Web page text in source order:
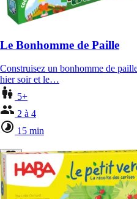
Le Bonhomme de Paille
Construisez un bonhomme de
hier soir et le…
5+
2 à 4
15 min